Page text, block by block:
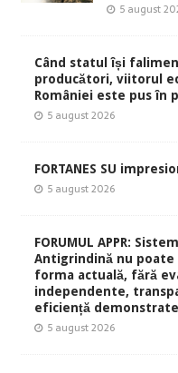
5 august
Când statul își
producători, viitorul
României este pus în
5 august 2026
FORTANES SU
5 august 2026
FORUMUL APPR:
Antigrindină nu
forma actuală, fără
independente,
eficiență demonstrate
5 august 2026